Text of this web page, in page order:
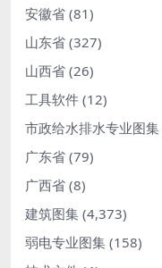
安徽省 (81)
山东省 (327)
山西省 (26)
工具软件 (12)
市政给水排水专业图集
广东省 (79)
广西省 (8)
建筑图集 (4,373)
弱电专业图集 (158)